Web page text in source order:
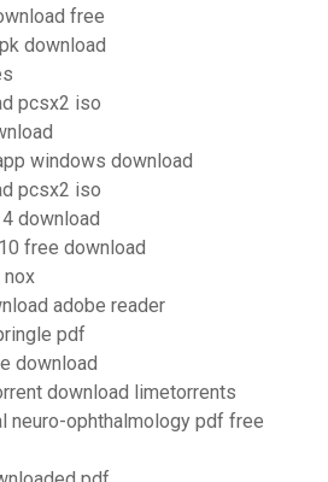
free
download
pcsx2 iso
windows download
pcsx2 iso
download
free download
nox
adobe reader
pdf
download
download limetorrents
neuro-ophthalmology pdf free